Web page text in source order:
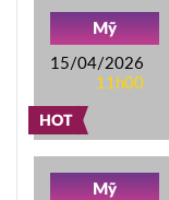
HOT
Mỹ
15/04/2026
11h00
Mỹ